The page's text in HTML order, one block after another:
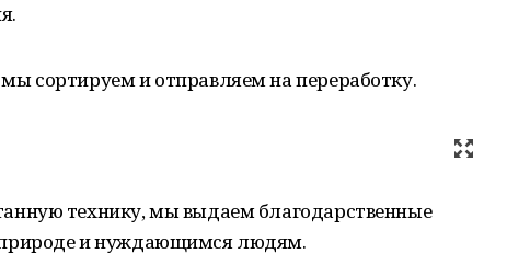
сортируем и отправляем на переработку.
технику, мы выдаем благодарственные
природе и нуждающимся людям.